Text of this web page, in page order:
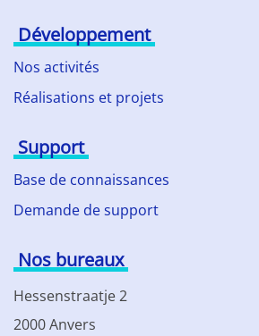
Développement
Nos activités
Réalisations et projets
Support
Base de connaissances
Demande de support
Nos bureaux
Hessenstraatje 2
2000 Anvers